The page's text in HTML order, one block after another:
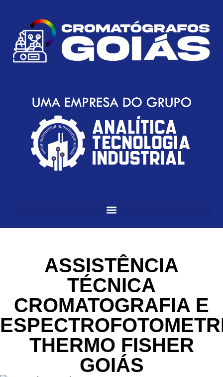
ASSISTÊNCIA
TÉCNICA
CROMATOGRAFIA E
THERMO FISHER
GOIÁS